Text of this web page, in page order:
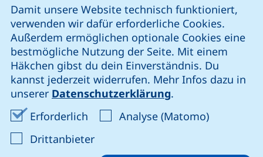
Damit unsere Website technisch funktioniert,
verwenden wir dafür erforderliche Cookies.
Außerdem ermöglichen optionale Cookies eine
bestmögliche Nutzung der Seite. Mit einem
Häkchen gibst du dein Einverständnis. Du
kannst jederzeit widerrufen. Mehr Infos dazu in
unserer Datenschutzerklärung.
Erforderlich Erforderliche Cookies akzeptieren
Analyse (Matomo)Analyse-
Drittanbieter: Cookies von Drittanbieter
unsere Facebook-Seite (externer Link, öffnet neues
unsere LinkedIn-Seite (externer Link, öffnet
unsere Instagram-Seite (externer Link,
unsere YouTube-Seite (externer
Cookie-Einstellungen
Impressum
Datenschutz
Erklärung zur Barrierefreiheit